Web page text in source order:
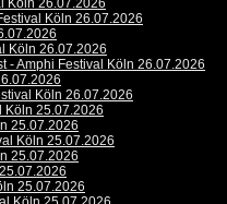
Köln 26.07.2026
Köln 26.07.2026
Köln 26.07.2026
- Amphi Festival Köln 26.07.2026
Köln 26.07.2026
Köln 25.07.2026
25.07.2026
Köln 25.07.2026
25.07.2026
25.07.2026